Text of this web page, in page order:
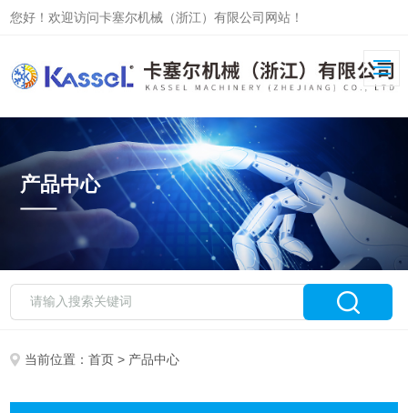
您好！欢迎访问卡塞尔机械（浙江）有限公司网站！
产品中心
当前位置：首页 > 产品中心